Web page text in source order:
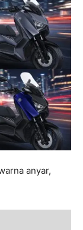
anyar,